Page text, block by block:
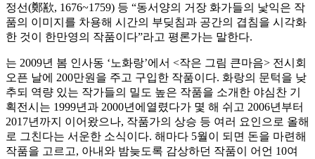
정선(鄭歚, 1676~1759) 등 “동서양의 거장 화가들의 낯익은 작
품의 이미지를 차용해 시간의 부딪침과 공간의 겹침을 시각화
한 것이 한만영의 작품이다”라고 평론가는 말한다.
는 2009년 봄 인사동 ‘노화랑’에서 <작은 그림 큰마음> 전시회
오픈 날에 200만원을 주고 구입한 작품이다. 화랑의 문턱을 낮
추되 역량 있는 작가들의 밀도 높은 작품을 소개한 야심찬 기
획전시는 1999년과 2000년에열렸다가 몇 해 쉬고 2006년부터
2017년까지 이어왔으나, 작품가의 상승 등 여러 요인으로 올해
로 그친다는 서운한 소식이다. 해마다 5월이 되면 돈을 마련해
작품을 고르고, 아내와 밤늦도록 감상하던 작품이 어언 10여